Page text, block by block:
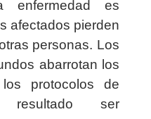
enfermedad es
afectados pierden
personas. Los
abarrotan los
protocolos de
resultado ser